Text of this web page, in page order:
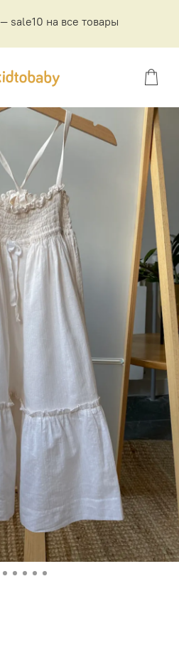
sale10 на все товары